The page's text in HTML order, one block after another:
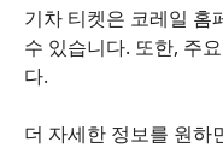
기차 티켓은 코레일 홈
수 있습니다. 또한, 주
다.
더 자세한 정보를 원하